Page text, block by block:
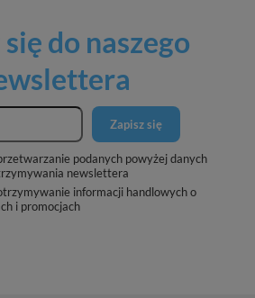
do naszego
Zapisz się
podanych powyżej danych
newslettera
informacji handlowych o
i promocjach